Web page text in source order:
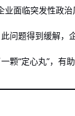
业面临突发性政
问题得到缓解，
颗“定心丸”，有